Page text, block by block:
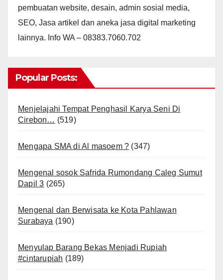
pembuatan website, desain, admin sosial media,
SEO, Jasa artikel dan aneka jasa digital marketing
lainnya. Info WA – 08383.7060.702
Popular Posts:
Menjelajahi Tempat Penghasil Karya Seni Di
Cirebon… (519)
Mengapa SMA di Al masoem ? (347)
Mengenal sosok Safrida Rumondang Caleg Sumut
Dapil 3 (265)
Mengenal dan Berwisata ke Kota Pahlawan
Surabaya (190)
Menyulap Barang Bekas Menjadi Rupiah
#cintarupiah (189)